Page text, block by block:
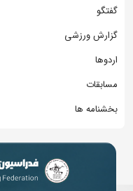
گفتگو
گزارش ورزشی
اردوها
مسابقات
بخشنامه ها